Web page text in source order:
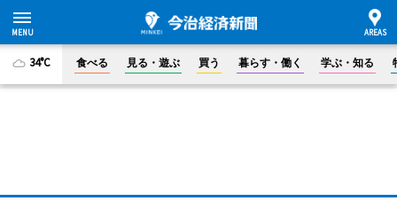
34°C 食べる 見る・遊ぶ 買う 暮らす・働く 学ぶ・知る